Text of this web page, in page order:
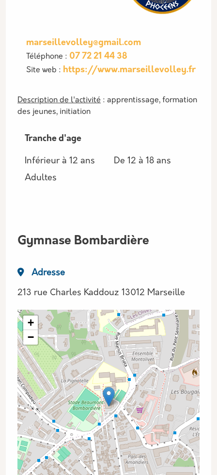
marseillevolley@gmail.com
Téléphone : 07 72 21 44 38
Site web : https://www.marseillevolley.fr
Description de l'activité : apprentissage, formation
des jeunes, initiation
Tranche d'age
Inférieur à 12 ans
De 12 à 18 ans
Adultes
Lieu
Gymnase Bombardière
Adresse
213 rue Charles Kaddouz 13012 Marseille
Adresse GEO
+
−